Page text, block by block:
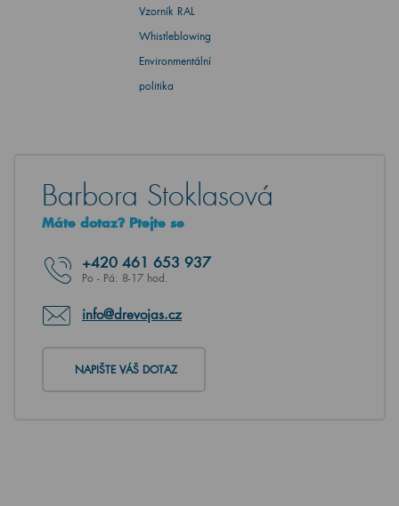
Vzorník RAL
Whistleblowing
Environmentální
politika
Barbora Stoklasová
Máte dotaz? Ptejte se
+420 461 653 937
Po - Pá: 8-17 hod.
info@drevojas.cz
NAPIŠTE VÁŠ DOTAZ